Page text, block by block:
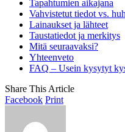
Tapahtumien aikajana
Vahvistetut tiedot vs.
Lainaukset ja lähteet
Taustatiedot ja merkitys
Mitä seuraavaksi?
Yhteenveto
FAQ – Usein kysytyt
Share This Article
Facebook Print